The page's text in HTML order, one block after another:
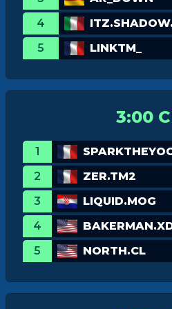
4
ITZ.SHADOW.
5
LINKTM_
3:00
1
2
ZER.TM2
3
LIQUID.MOG
4
5
NORTH.CL